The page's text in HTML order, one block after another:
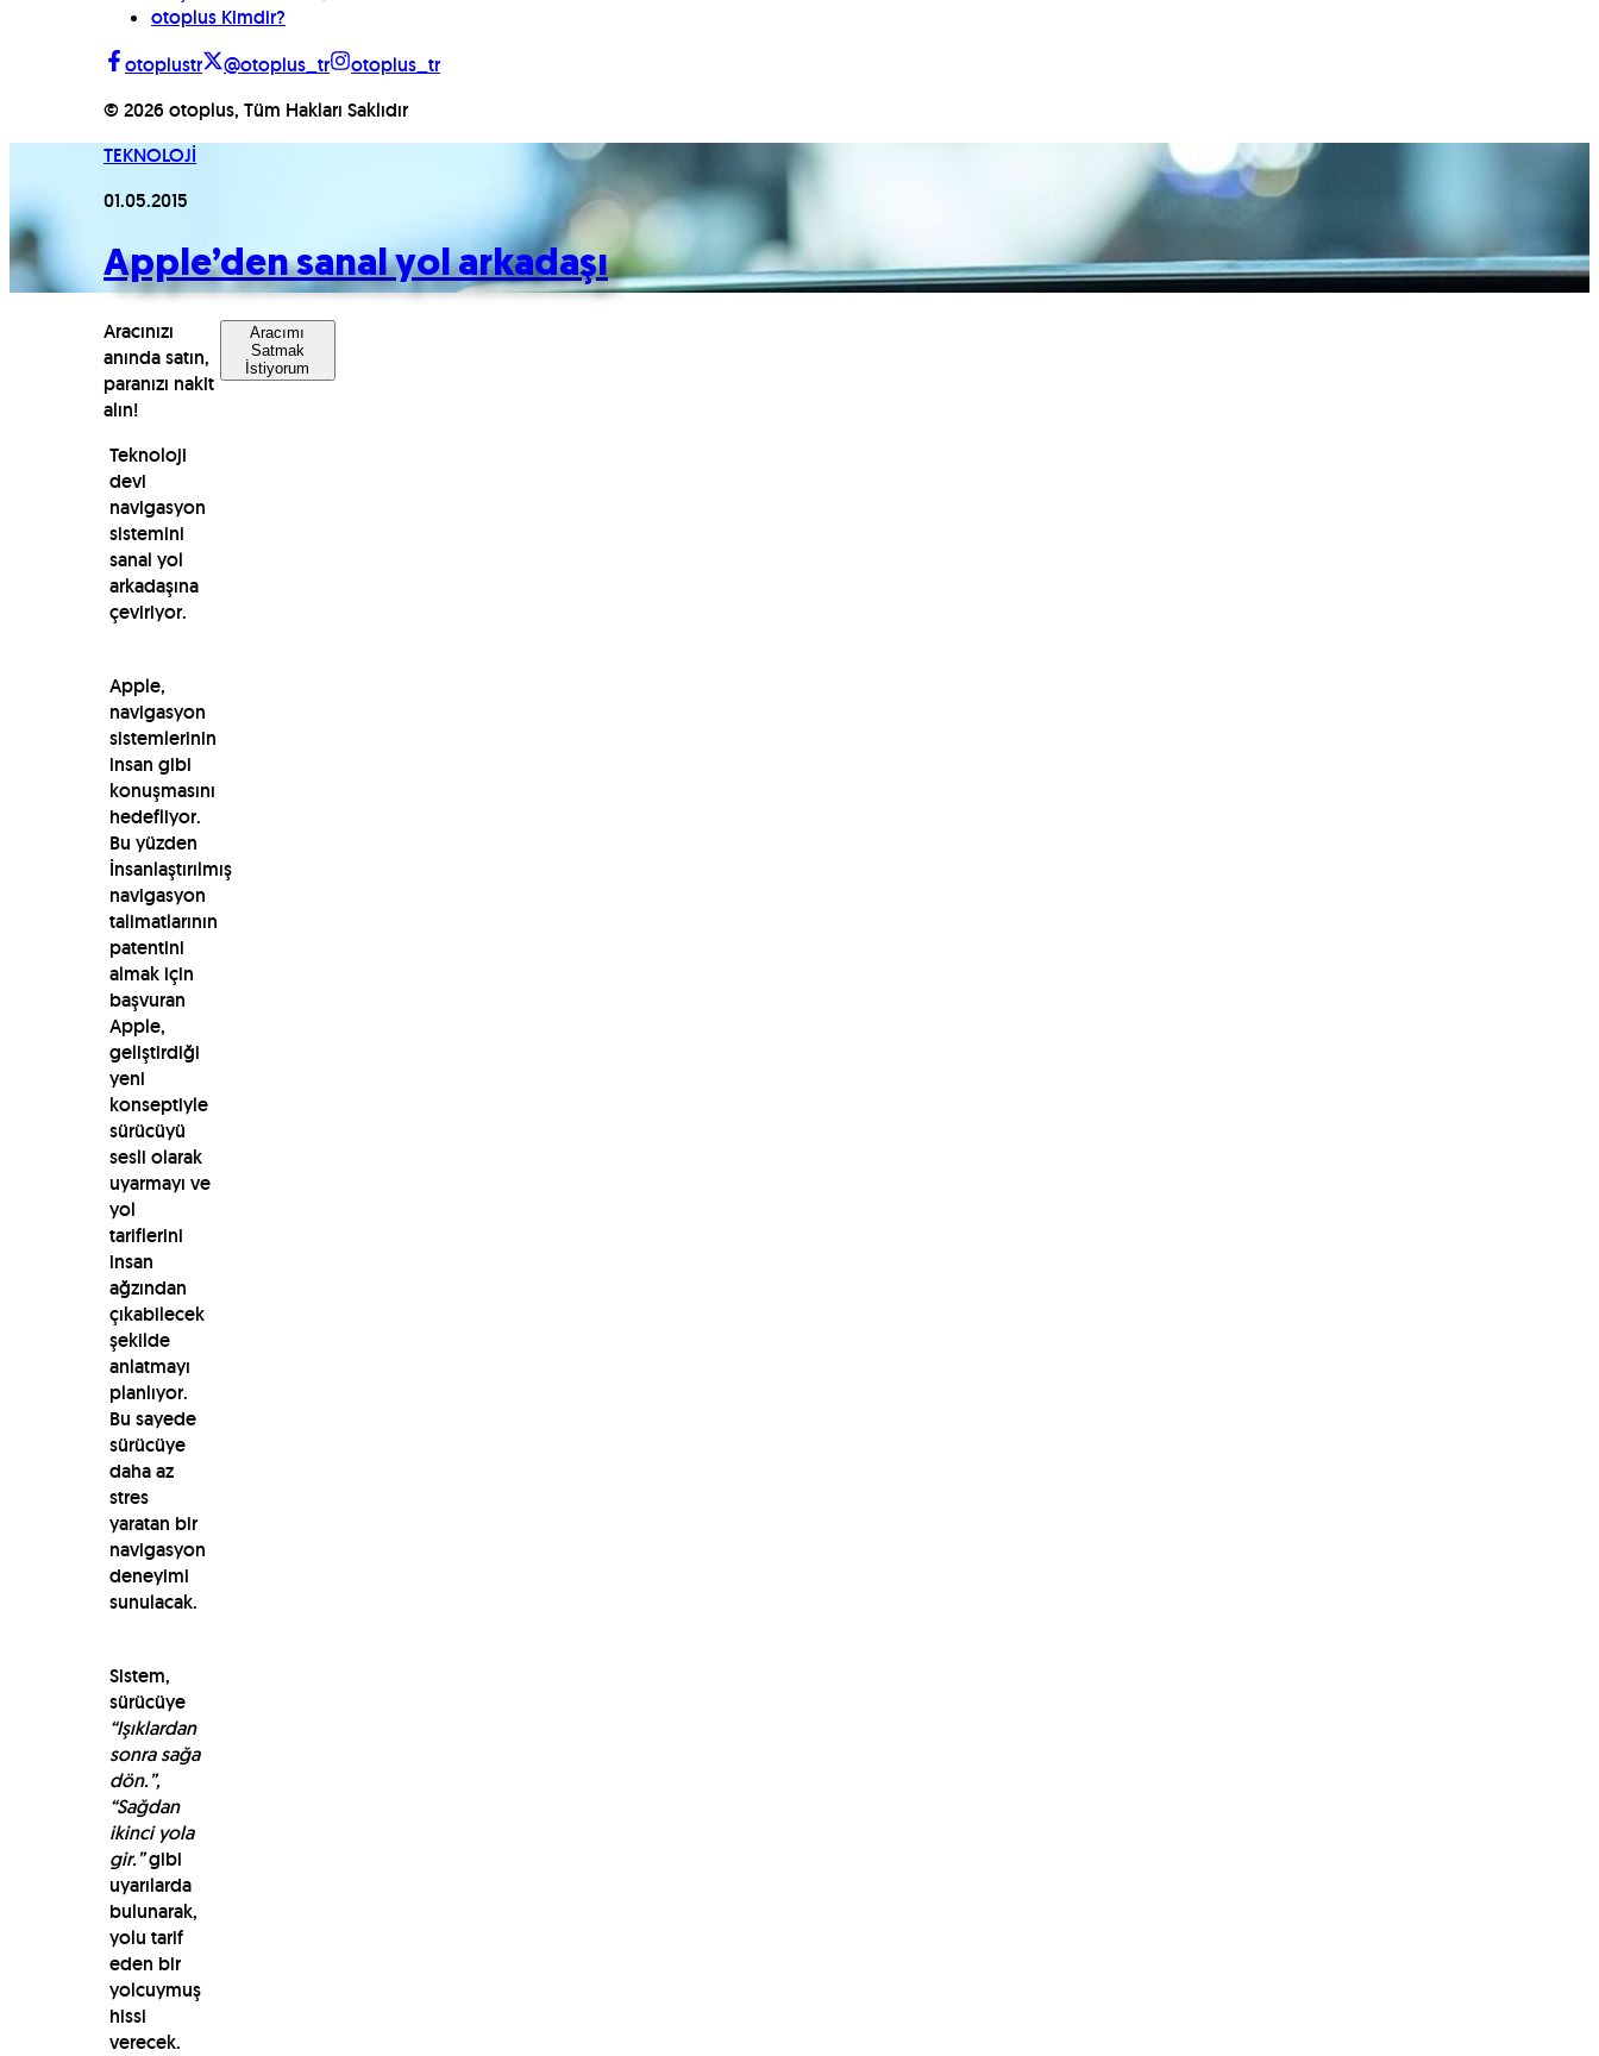
otoplus Kimdir?
otoplustr
@otoplus_tr
otoplus_tr
© 2026 otoplus, Tüm Hakları Saklıdır
TEKNOLOJİ
01.05.2015
Apple’den sanal yol arkadaşı
Aracınızı
anında satın,
paranızı nakit
alın!
Aracımı
Satmak
İstiyorum
Teknoloji
devi
navigasyon
sistemini
sanal yol
arkadaşına
çeviriyor.
Apple,
navigasyon
sistemlerinin
insan gibi
konuşmasını
hedefliyor.
Bu yüzden
İnsanlaştırılmış
navigasyon
talimatlarının
patentini
almak için
başvuran
Apple,
geliştirdiği
yeni
konseptiyle
sürücüyü
sesli olarak
uyarmayı ve
yol
tariflerini
insan
ağzından
çıkabilecek
şekilde
anlatmayı
planlıyor.
Bu sayede
sürücüye
daha az
stres
yaratan bir
navigasyon
deneyimi
sunulacak.
Sistem,
sürücüye
“Işıklardan
sonra sağa
dön.”,
“Sağdan
ikinci yola
gir.”gibi
uyarılarda
bulunarak,
yolu tarif
eden bir
yolcuymuş
hissi
verecek.